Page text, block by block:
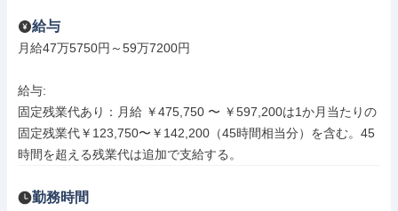
給与
月給47万5750円～59万7200円
給与:
固定残業代あり：月給 ￥475,750 〜 ￥597,200は1か月当たりの
固定残業代￥123,750〜￥142,200（45時間相当分）を含む。45
時間を超える残業代は追加で支給する。
勤務時間